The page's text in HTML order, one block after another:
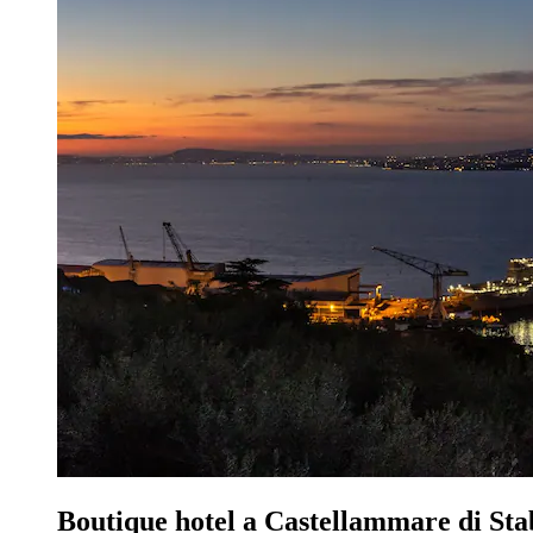
Boutique hotel a Castellammare di